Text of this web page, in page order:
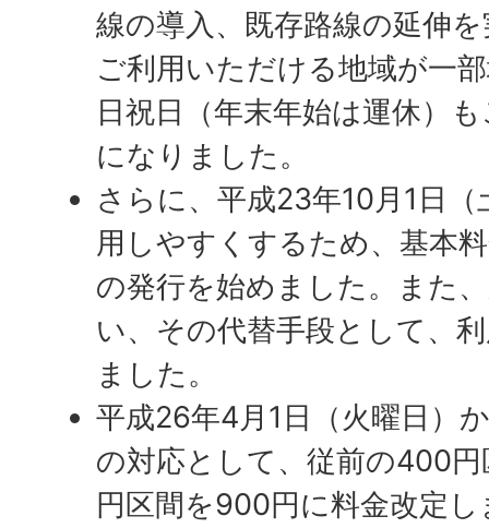
線の導入、既存路線の延伸
ご利用いただける地域が一
日祝日（年末年始は運休）
になりました。
さらに、平成23年10月1日
用しやすくするため、基本
の発行を始めました。また
い、その代替手段として、
ました。
平成26年4月1日（火曜日）
の対応として、従前の400
円区間を900円に料金改定